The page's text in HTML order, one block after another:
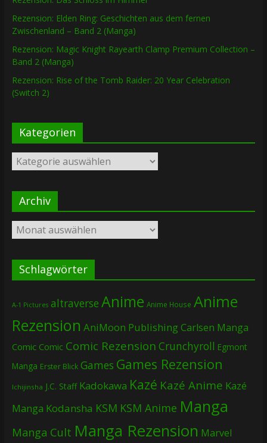
Rezension: Elden Ring: Geschichten aus dem fernen
Zwischenland – Band 2 (Manga)
Rezension: Magic Knight Rayearth Clamp Premium Collection –
Band 2 (Manga)
Rezension: Rise of the Tomb Raider: 20 Year Celebration
(Switch 2)
Kategorien
Kategorien
Archiv
Archiv
Schlagwörter
A-1 Pictures altraverse Anime Anime House Anime
Rezension AniMoon PublishingCarlsen Manga
Comic Comic Comic Rezension Crunchyroll Egmont
Manga Erster Blick Games Games Rezension
Ichijinsha J.C. Staff Kadokawa Kazé Kazé Anime Kazé
Manga Kodansha KSM KSM Anime Manga
Manga Cult Manga Rezension Marvel